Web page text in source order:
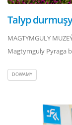
Talyp
MAGTYMGULY
Magtymguly Pyraga
DOWAMY